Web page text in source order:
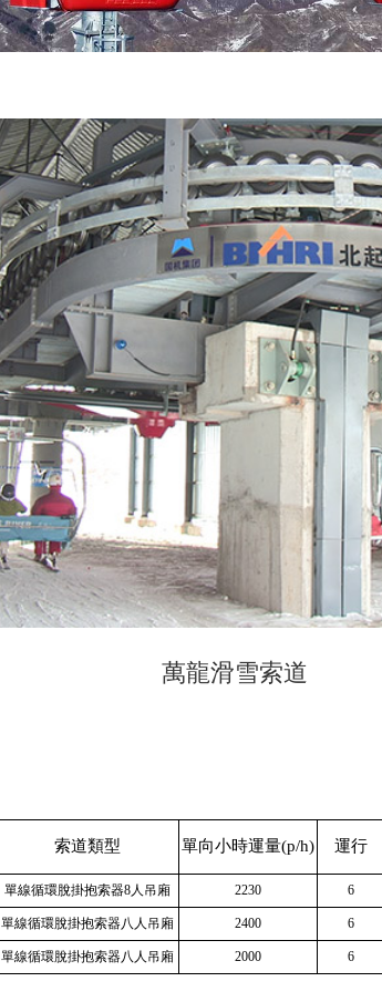
萬龍滑雪索道
索道類型 單向小時運量(p/h) 運行
單線循環脫掛抱索器8人吊廂 2230 6
單線循環脫掛抱索器八人吊廂 2400 6
單線循環脫掛抱索器八人吊廂 2000 6